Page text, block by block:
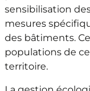
sensibilisation
mesures
des bâtiments.
populations de
territoire.